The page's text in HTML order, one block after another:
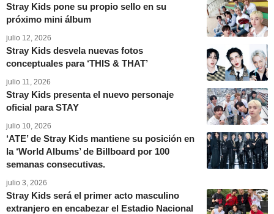
Stray Kids pone su propio sello en su
próximo mini álbum
julio 12, 2026
Stray Kids desvela nuevas fotos
conceptuales para ‘THIS & THAT’
julio 11, 2026
Stray Kids presenta el nuevo personaje
oficial para STAY
julio 10, 2026
‘ATE’ de Stray Kids mantiene su posición en
la ‘World Albums’ de Billboard por 100
semanas consecutivas.
julio 3, 2026
Stray Kids será el primer acto masculino
extranjero en encabezar el Estadio Nacional